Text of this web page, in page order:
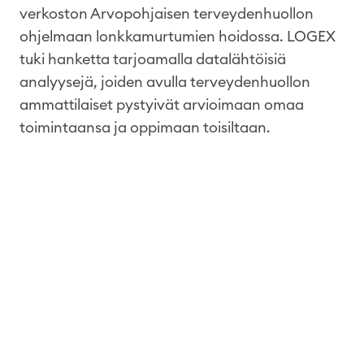
verkoston Arvopohjaisen terveydenhuollon
ohjelmaan lonkkamurtumien hoidossa. LOGEX
tuki hanketta tarjoamalla datalähtöisiä
analyysejä, joiden avulla terveydenhuollon
ammattilaiset pystyivät arvioimaan omaa
toimintaansa ja oppimaan toisiltaan.